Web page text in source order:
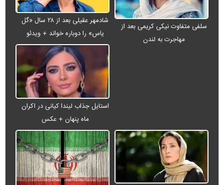
سلفی متفاوت نیکی کریمی بعد از
مهاجرت به لندن
شادمهر عقیلی بعد از ۲۸ سال «گل
یاس» را دوباره خواند + ویدئو
استایل جذاب لیندا کیانی در اکران
ماه پنهان + عکس